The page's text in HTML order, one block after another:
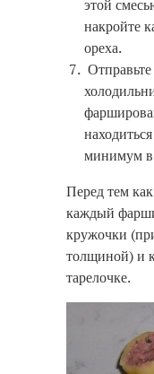
этой
накройте
ореха.
минимум в
Перед тем
каждый
кружочки
толщиной) и
тарелочке.